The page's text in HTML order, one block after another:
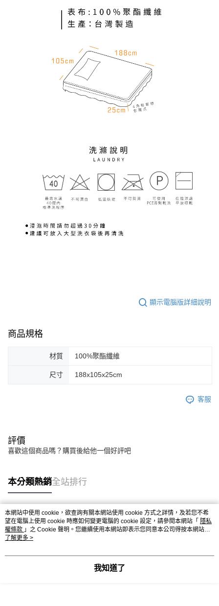
顯示電腦版詳細說明
商品規格
材質 100%聚酯纖維
尺寸 188x105x25cm
客服
評價
喜歡這個商品嗎？購買後給他一個好評吧
本分類熱銷全站排行
熱門標籤
本網站中使用 cookie，欲查詢有關本網站使用 cookie 方式之詳情，及若您不希
望在電腦上使用 cookie 時應如何變更電腦的 cookie 設定，請參閱本網站「 隱私
權條款 」之 Cookie 聲明。您繼續使用本網站即表示您同意本公司得按本網站使
用條款之 Cookie 聲明使用 cookie。
了解更多 >
我知道了